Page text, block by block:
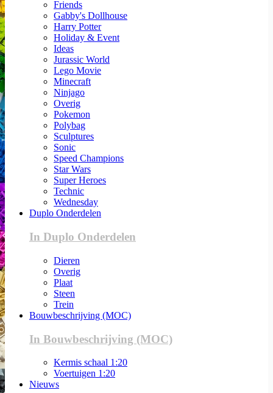
Friends
Gabby's Dollhouse
Harry Potter
Holiday & Event
Ideas
Jurassic World
Lego Movie
Minecraft
Ninjago
Overig
Pokemon
Polybag
Sculptures
Sonic
Speed Champions
Star Wars
Super Heroes
Technic
Wednesday
Duplo Onderdelen
In Duplo Onderdelen
Dieren
Overig
Plaat
Steen
Trein
Bouwbeschrijving (MOC)
In Bouwbeschrijving (MOC)
Kermis schaal 1:20
Voertuigen 1:20
Nieuws